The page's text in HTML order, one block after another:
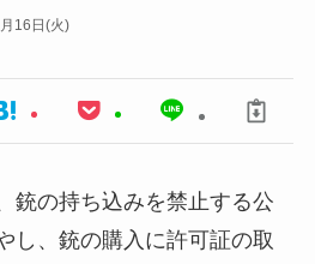
16日(火)
銃の持ち込みを禁止する公
し、銃の購入に許可証の取